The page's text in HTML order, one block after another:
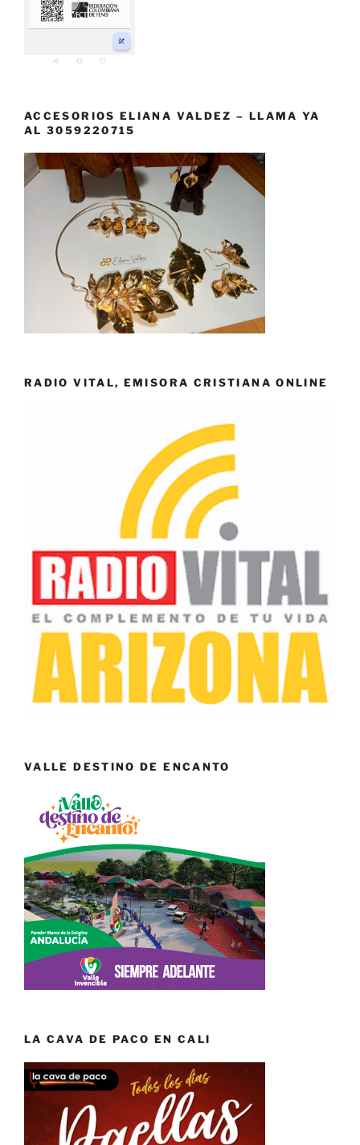
ACCESORIOS ELIANA VALDEZ – LLAMA YA
AL 3059220715
RADIO VITAL, EMISORA CRISTIANA ONLINE
VALLE DESTINO DE ENCANTO
LA CAVA DE PACO EN CALI